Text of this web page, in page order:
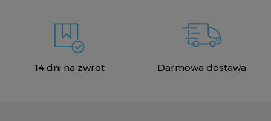
14 dni na zwrot Darmowa dostawa